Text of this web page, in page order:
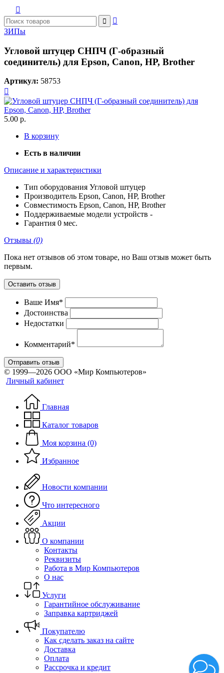



ЗИПы
Угловой штуцер СНПЧ (Г-образный
соединитель) для Epson, Canon, HP, Brother
Артикул: 58753

5.00 р.
В корзину
Есть в наличии
Описание и характеристики
Тип оборудования Угловой штуцер
Производитель Epson, Canon, HP, Brother
Совместимость Epson, Canon, HP, Brother
Поддерживаемые модели устройств -
Гарантия 0 мес.
Отзывы (0)
Пока нет отзывов об этом товаре, но Ваш отзыв может быть
первым.
Оставить отзыв
Ваше Имя*
Достоинства
Недостатки
Комментарий*
Отправить отзыв
© 1999—2026 ООО «Мир Компьютеров»
Личный кабинет
Главная
Каталог товаров
Моя корзина (0)
Избранное
Новости компании
Что интересного
Акции
О компании
Контакты
Реквизиты
Работа в Мир Компьютеров
О нас
Услуги
Гарантийное обслуживание
Заправка картриджей
Покупателю
Как сделать заказ на сайте
Доставка
Оплата
Рассрочка и кредит